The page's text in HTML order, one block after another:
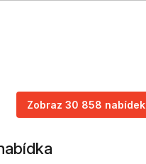
Zobraz 30 858 nabídek